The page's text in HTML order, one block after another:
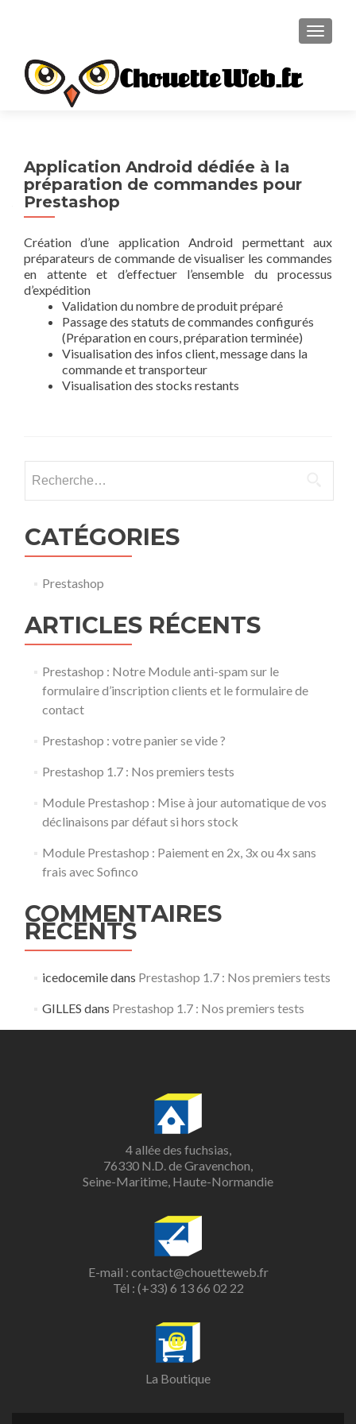
ChouetteWeb.fr
Application Android dédiée à la
préparation de commandes pour
Prestashop
Création d’une application Android permettant aux
préparateurs de commande de visualiser les commandes
en attente et d’effectuer l’ensemble du processus
d’expédition
Validation du nombre de produit préparé
Passage des statuts de commandes configurés
(Préparation en cours, préparation terminée)
Visualisation des infos client, message dans la
commande et transporteur
Visualisation des stocks restants
CATÉGORIES
Prestashop
ARTICLES RÉCENTS
Prestashop : Notre Module anti-spam sur le
formulaire d’inscription clients et le formulaire de
contact
Prestashop : votre panier se vide ?
Prestashop 1.7 : Nos premiers tests
Module Prestashop : Mise à jour automatique de vos
déclinaisons par défaut si hors stock
Module Prestashop : Paiement en 2x, 3x ou 4x sans
frais avec Sofinco
COMMENTAIRES
RÉCENTS
icedocemiledans Prestashop 1.7 : Nos premiers tests
GILLES dans Prestashop 1.7 : Nos premiers tests
4 allée des fuchsias,
76330 N.D. de Gravenchon,
Seine-Maritime, Haute-Normandie
E-mail : contact@chouetteweb.fr
Tél : (+33) 6 13 66 02 22
La Boutique